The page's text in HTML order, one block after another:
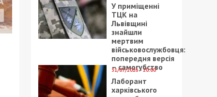
У приміщенні
ТЦК на
Львівщині
знайшли
мертвим
військовослужбовця:
попередня версія
– самогубство
31/07/2026 - 20:00
Лаборант
харківського